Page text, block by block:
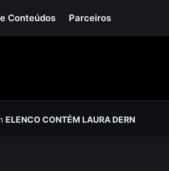
Conteúdos Parceiros
ELENCO CONTÉM LAURA DERN